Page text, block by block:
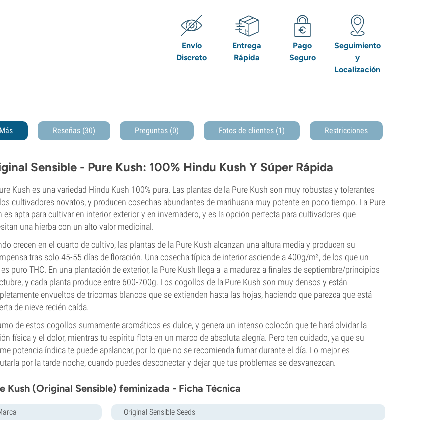
Envío
Discreto
Entrega
Rápida
Pago
Seguro
Seguimiento
y
Localización
Más Reseñas (30) Preguntas (0) Fotos de clientes (1) Restricciones
Sensible - Pure Kush: 100% Hindu Kush Y Súper Rápida
Kush es una variedad Hindu Kush 100% pura. Las plantas de la Pure Kush son muy robustas y tolerantes
cultivadores novatos, y producen cosechas abundantes de marihuana muy potente en poco tiempo. La Pure
es apta para cultivar en interior, exterior y en invernadero, y es la opción perfecta para cultivadores que
una hierba con un alto valor medicinal.
crecen en el cuarto de cultivo, las plantas de la Pure Kush alcanzan una altura media y producen su
tras solo 45-55 días de floración. Una cosecha típica de interior asciende a 400g/m², de los que un
es puro THC. En una plantación de exterior, la Pure Kush llega a la madurez a finales de septiembre/principios
y cada planta produce entre 600-700g. Los cogollos de la Pure Kush son muy densos y están
envueltos de tricomas blancos que se extienden hasta las hojas, haciendo que parezca que está
de nieve recién caída.
de estos cogollos sumamente aromáticos es dulce, y genera un intenso colocón que te hará olvidar la
física y el dolor, mientras tu espíritu flota en un marco de absoluta alegría. Pero ten cuidado, ya que su
potencia índica te puede apalancar, por lo que no se recomienda fumar durante el día. Lo mejor es
por la tarde-noche, cuando puedes desconectar y dejar que tus problemas se desvanezcan.
Kush (Original Sensible) feminizada - Ficha Técnica
Original Sensible Seeds